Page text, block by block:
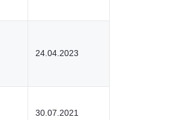
24.04.2023
30.07.2021